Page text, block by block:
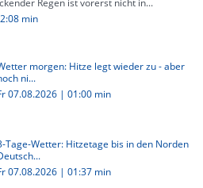
Regen ist vorerst nicht in...
min
morgen: Hitze legt wieder zu - aber
ni...
07.08.2026 | 01:00 min
Tage-Wetter: Hitzetage bis in den Norden
07.08.2026 | 01:37 min